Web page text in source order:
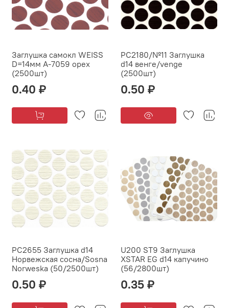
Заглушка самокл WEISS
D=14мм А-7059 орех
(2500шт)
0.40 ₽
PC2180/№11 Заглушка
d14 венге/venge
(2500шт)
0.50 ₽
PC2655 Заглушка d14
Норвежская сосна/Sosna
Norweska (50/2500шт)
0.50 ₽
U200 ST9 Заглушка
XSTAR EG d14 капучино
(56/2800шт)
0.35 ₽